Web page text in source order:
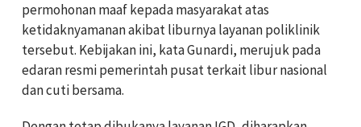
permohonan maaf kepada masyarakat atas
ketidaknyamanan akibat liburnya layanan poliklinik
tersebut. Kebijakan ini, kata Gunardi, merujuk pada
edaran resmi pemerintah pusat terkait libur nasional
dan cuti bersama.